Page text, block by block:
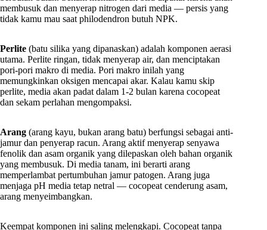
membusuk dan menyerap nitrogen dari media — persis yang
tidak kamu mau saat philodendron butuh NPK.
Perlite (batu silika yang dipanaskan) adalah komponen aerasi
utama. Perlite ringan, tidak menyerap air, dan menciptakan
pori-pori makro di media. Pori makro inilah yang
memungkinkan oksigen mencapai akar. Kalau kamu skip
perlite, media akan padat dalam 1-2 bulan karena cocopeat
dan sekam perlahan mengompaksi.
Arang (arang kayu, bukan arang batu) berfungsi sebagai anti-
jamur dan penyerap racun. Arang aktif menyerap senyawa
fenolik dan asam organik yang dilepaskan oleh bahan organik
yang membusuk. Di media tanam, ini berarti arang
memperlambat pertumbuhan jamur patogen. Arang juga
menjaga pH media tetap netral — cocopeat cenderung asam,
arang menyeimbangkan.
Keempat komponen ini saling melengkapi. Cocopeat tanpa